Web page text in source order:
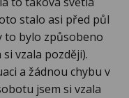
stalo asi před půl
to bylo způsobeno
vzala později).
a žádnou chybu v
jsem si vzala